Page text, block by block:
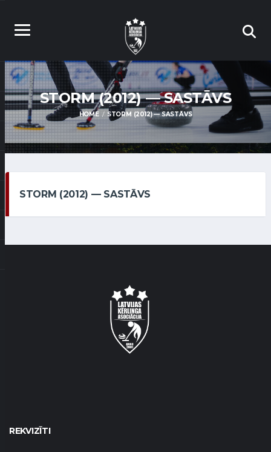
STORM (2012) — SASTĀVS
HOME STORM (2012) — SASTĀVS
STORM (2012) — SASTĀVS
REKVIZĪTI